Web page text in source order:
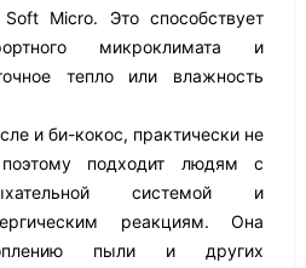
Micro. Это способствует
микроклимата и
тепло или влажность
и би-кокос, практически не
подходит людям с
системой и
реакциям. Она
пыли и других